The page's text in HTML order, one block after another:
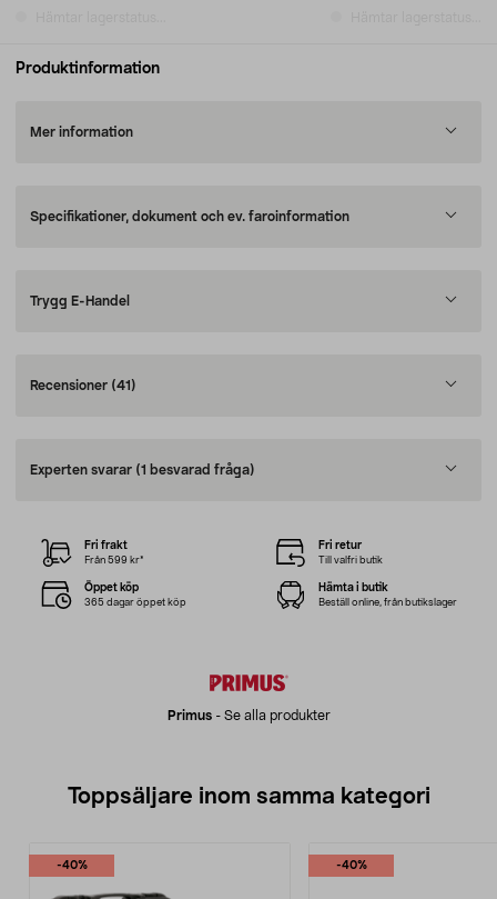
Produktinformation
Mer information
Specifikationer, dokument och ev. faroinformation
Trygg E-Handel
Recensioner (41)
Experten svarar (1 besvarad fråga)
Primus- Se alla produkter
Fri frakt
Från 599 kr*
Fri retur
Till valfri butik
Öppet köp
365 dagar öppet köp
Hämta i butik
Beställ online, från butikslager
Toppsäljare inom samma kategori
-40% -40%